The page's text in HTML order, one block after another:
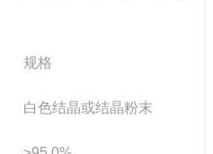
规格
白色结晶或结晶粉末